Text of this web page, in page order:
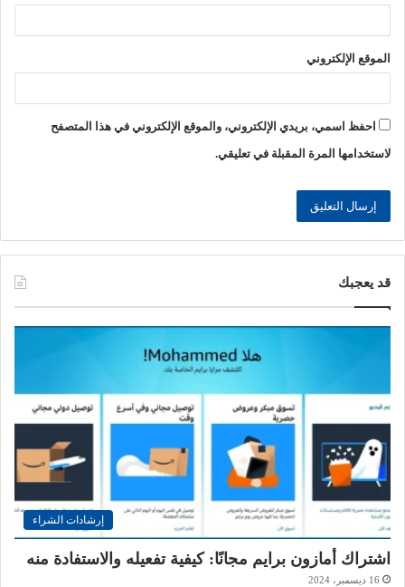
الموقع الإلكتروني
احفظ اسمي، بريدي الإلكتروني، والموقع الإلكتروني في هذا المتصفح
لاستخدامها المرة المقبلة في تعليقي.
قد يعجبك
إرشادات الشراء
اشتراك أمازون برايم مجانًا: كيفية تفعيله والاستفادة منه
16 ديسمبر، 2024